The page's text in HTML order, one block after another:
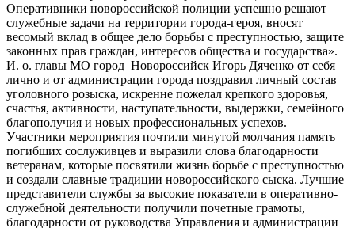
Оперативники новороссийской полиции успешно решают
служебные задачи на территории города-героя, вносят
весомый вклад в общее дело борьбы с преступностью, защите
законных прав граждан, интересов общества и государства».
И. о. главы МО город Новороссийск Игорь Дяченко от себя
лично и от администрации города поздравил личный состав
уголовного розыска, искренне пожелал крепкого здоровья,
счастья, активности, наступательности, выдержки, семейного
благополучия и новых профессиональных успехов.
Участники мероприятия почтили минутой молчания память
погибших сослуживцев и выразили слова благодарности
ветеранам, которые посвятили жизнь борьбе с преступностью
и создали славные традиции новороссийского сыска. Лучшие
представители службы за высокие показатели в оперативно-
служебной деятельности получили почетные грамоты,
благодарности от руководства Управления и администрации